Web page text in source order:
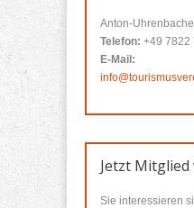
Anton-
Telefon: +49 7822
E-Mail:
Jetzt Mitglied
Sie interessieren